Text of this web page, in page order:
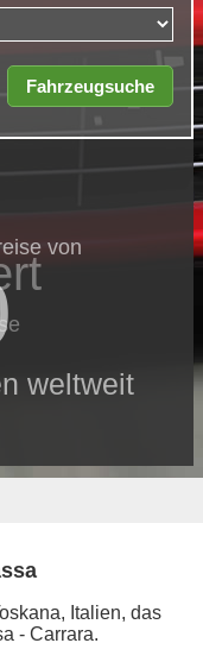
von
weltweit
Italien, das
- Carrara.